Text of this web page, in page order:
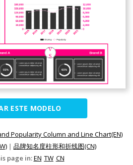
ESTE MODELO
Popularity Column and Line Chart(EN)
| 品牌知名度柱形和折线图(CN)
page in:EN TW CN